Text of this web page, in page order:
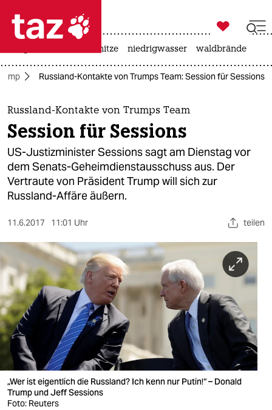
 taz zahl ich
taz zahl ich
themen
politik
öko
gesellschaft
kultur
sport
berlin
nord
wahrheit
verlag
verlag
veranstaltungen

taz zahl ich
hitze niedrigwasser waldbrände
Russland-Kontakte von Trumps Team: Session für Sessions
Russland-Kontakte von Trumps Team
Session für Sessions
US-Justizminister Sessions sagt am Dienstag vor
dem Senats-Geheimdienstausschuss aus. Der
Vertraute von Präsident Trump will sich zur
Russland-Affäre äußern.
11.6.2017 11:01 Uhr teilen
„Wer ist eigentlich die Russland? Ich kenn nur Putin!“ – Donald
Trump und Jeff Sessions
Foto: Reuters